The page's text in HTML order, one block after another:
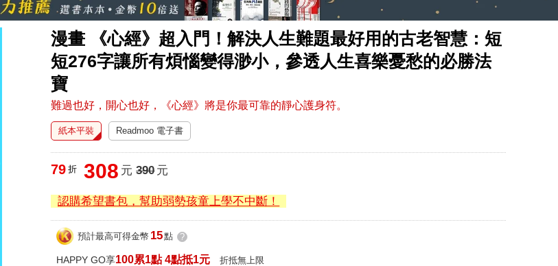
漫畫 《心經》超入門！解決人生難題最好用的古老智慧：短
短276字讓所有煩惱變得渺小，參透人生喜樂憂愁的必勝法
寶
難過也好，開心也好，《心經》將是你最可靠的靜心護身符。
紙本平裝 Readmoo 電子書
79 折 308 元 390元
認購希望書包，幫助弱勢孩童上學不中斷！
預計最高可得金幣 15點 ?
HAPPY GO享100累1點 4點抵1元 折抵無上限